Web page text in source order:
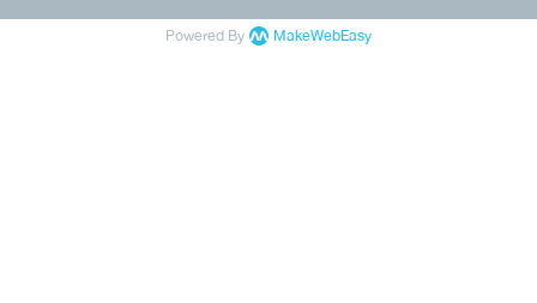
Powered By MakeWebEasy